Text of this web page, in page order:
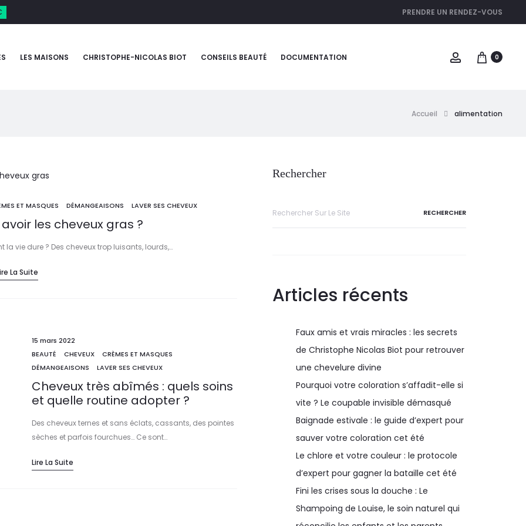
PRENDRE UN RENDEZ-VOUS
LES MAISONS CHRISTOPHE-NICOLAS BIOT CONSEILS BEAUTÉ DOCUMENTATION 0
Accueil alimentation
ET MASQUES DÉMANGEAISONS LAVER SES CHEVEUX
les cheveux gras ?
vie dure ? Des cheveux trop luisants, lourds,…
La Suite
15 mars 2022
BEAUTÉ
CHEVEUX
CRÈMES ET MASQUES
DÉMANGEAISONS
LAVER SES CHEVEUX
Cheveux très abîmés : quels soins
et quelle routine adopter ?
Des cheveux ternes et sans éclats, cassants, des pointes
sèches et parfois fourchues… Ce sont…
Lire La Suite
Rechercher
Articles récents
Faux amis et vrais miracles : les secrets
de Christophe Nicolas Biot pour retrouver
une chevelure divine
Pourquoi votre coloration s’affadit-elle si
vite ? Le coupable invisible démasqué
Baignade estivale : le guide d’expert pour
sauver votre coloration cet été
Le chlore et votre couleur : le protocole
d’expert pour gagner la bataille cet été
Fini les crises sous la douche : Le
Shampoing de Louise, le soin naturel qui